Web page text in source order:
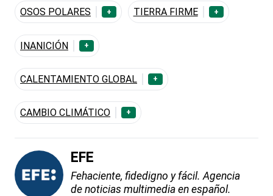
OSOS POLARES + TIERRA FIRME +
INANICIÓN +
CALENTAMIENTO GLOBAL +
CAMBIO CLIMÁTICO +
EFE
Fehaciente, fidedigno y fácil. Agencia
de noticias multimedia en español.